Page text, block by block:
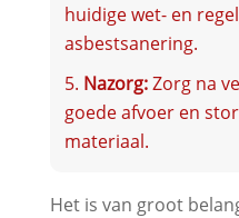
huidige wet- en
asbestsanering.
Nazorg:Zorg na
goede afvoer en
materiaal.
Het is van groot